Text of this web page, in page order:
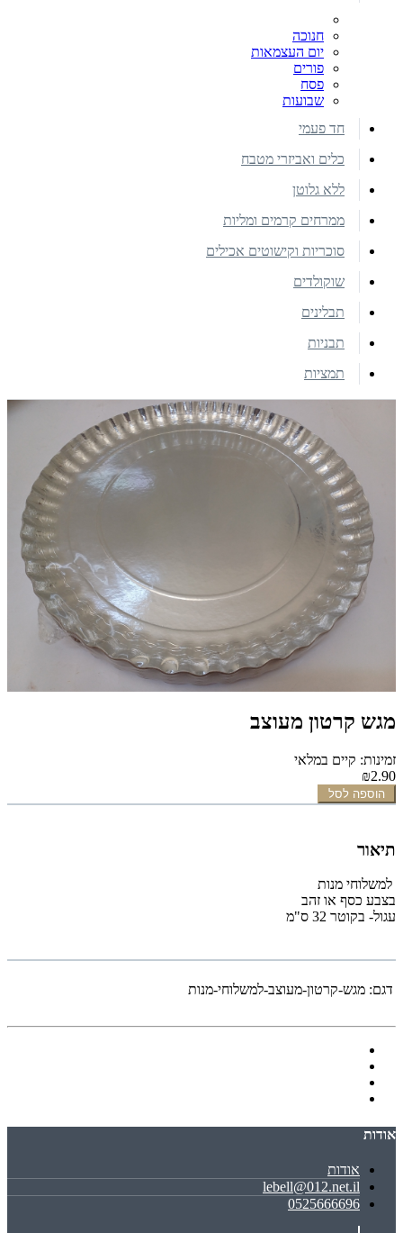
חנוכה
יום העצמאות
פורים
פסח
שבועות
חד פעמי
כלים ואביזרי מטבח
ללא גלוטן
ממרחים קרמים ומליות
סוכריות וקישוטים אכילים
שוקולדים
תבלינים
תבניות
תמציות
מגש קרטון מעוצב
זמינות: קיים במלאי
₪2.90
הוספה לסל
תיאור
למשלוחי מנות
בצבע כסף או זהב
עגול- בקוטר 32 ס"מ
דגם: מגש-קרטון-מעוצב-למשלוחי-מנות
אודות
אודות
lebell@012.net.il
0525666696